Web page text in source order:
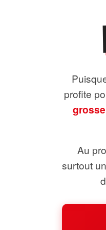
profite
Au
surtout un